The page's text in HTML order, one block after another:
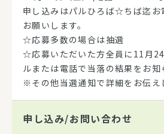
申し込みはパルひろば☆ちば迄お
お願いします。
☆応募多数の場合は抽選
☆応募いただいた方全員に11月
ルまたは電話で当落の結果をお知
※その他当選通知で詳細をお伝え
申し込み/お問い合わせ